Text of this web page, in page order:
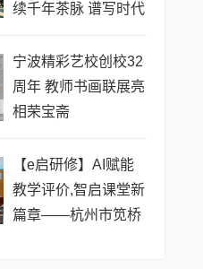
续千年茶脉 谱写时代
宁波精彩艺校创校32
周年 教师书画联展亮
相荣宝斋
【e启研修】AI赋能
教学评价,智启课堂新
篇章——杭州市笕桥